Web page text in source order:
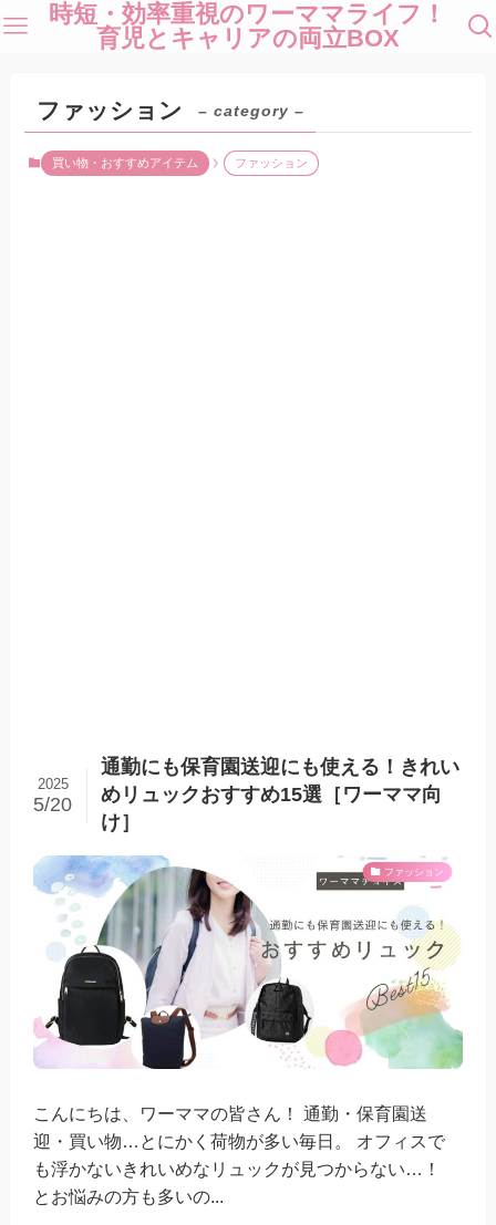
時短・効率重視のワーママライフ！
育児とキャリアの両立BOX
ファッション – category –
買い物・おすすめアイテム ファッション
通勤にも保育園送迎にも使える！きれい
めリュックおすすめ15選［ワーママ向
け］
2025
5/20
ファッション
こんにちは、ワーママの皆さん！ 通勤・保育園送
迎・買い物…とにかく荷物が多い毎日。 オフィスで
も浮かないきれいめなリュックが見つからない…！
とお悩みの方も多いの...